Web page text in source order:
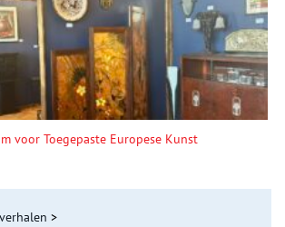
voor Toegepaste Europese Kunst
verhalen >